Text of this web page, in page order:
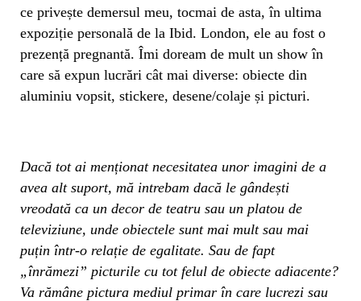
ce privește demersul meu, tocmai de asta, în ultima
expoziție personală de la Ibid. London, ele au fost o
prezență pregnantă. Îmi doream de mult un show în
care să expun lucrări cât mai diverse: obiecte din
aluminiu vopsit, stickere, desene/colaje și picturi.
Dacă tot ai menționat necesitatea unor imagini de a
avea alt suport, mă intrebam dacă le gândești
vreodată ca un decor de teatru sau un platou de
televiziune, unde obiectele sunt mai mult sau mai
puțin într-o relație de egalitate. Sau de fapt
„înrămezi” picturile cu tot felul de obiecte adiacente?
Va rămâne pictura mediul primar în care lucrezi sau